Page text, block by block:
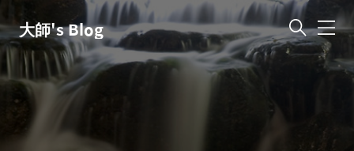
大師's Blog 메
뉴